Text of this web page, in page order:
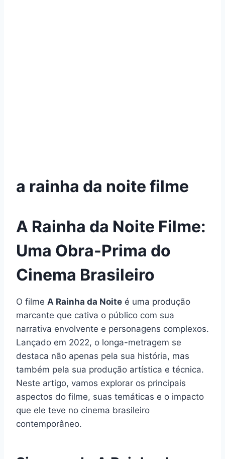
a rainha da noite filme
A Rainha da Noite Filme:
Uma Obra-Prima do
Cinema Brasileiro
O filme A Rainha da Noite é uma produção
marcante que cativa o público com sua
narrativa envolvente e personagens complexos.
Lançado em 2022, o longa-metragem se
destaca não apenas pela sua história, mas
também pela sua produção artística e técnica.
Neste artigo, vamos explorar os principais
aspectos do filme, suas temáticas e o impacto
que ele teve no cinema brasileiro
contemporâneo.